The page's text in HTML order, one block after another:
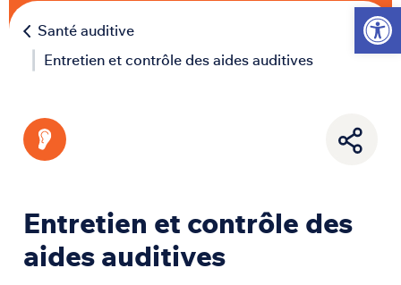
Ouvrir
Santé auditive
Entretien et contrôle des aides auditives
Entretien et contrôle des
aides auditives